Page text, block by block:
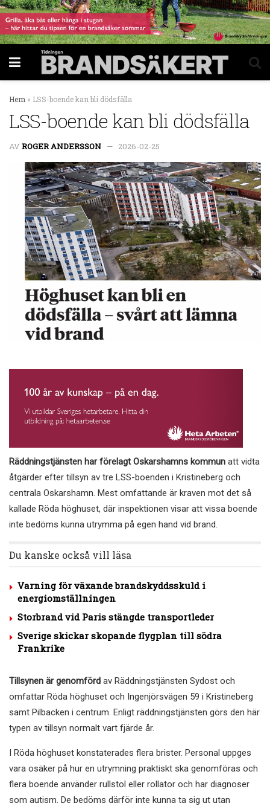
Hem » LSS-boende kan bli dödsfälla
LSS-boende kan bli dödsfälla
AV ROGER ANDERSSON 2026-02-25
Räddningstjänsten har förelagt Oskarshamns kommun att vidta
åtgärder efter tillsyn av tre LSS-boenden i Kristineberg och
centrala Oskarshamn. Mest omfattande är kraven mot det så
kallade Röda höghuset, där inspektionen visar att vissa boende
inte bedöms kunna utrymma på egen hand vid brand.
Du kanske också vill läsa
Varning för växande brandskyddsskuld i
energiomställningen
Storbrand vid Paris stängde transportleder
Sverige skickar skopande flygplan till södra
Frankrike
Tillsynen är genomförd av Räddningstjänsten Sydost och
omfattar Röda höghuset och Ingenjörsvägen 59 i Kristineberg
samt Pilbacken i centrum. Enligt räddningstjänsten görs den här
typen av tillsyn normalt vart fjärde år.
I Röda höghuset konstaterades flera brister. Personal uppges
vara osäker på hur en utrymning praktiskt ska genomföras och
flera boende använder rullstol eller rollator och har diagnoser
som autism. De bedöms därför inte kunna ta sig ut utan